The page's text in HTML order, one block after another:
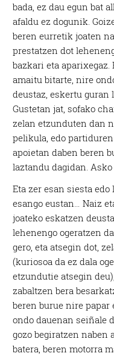
bada, ez dau egun bat
afaldu ez dogunik.
beren eurretik joaten
prestatzen dot
bazkari eta
amaitu bitarte, nire
deustaz, eskertu guran
Gustetan jat, sofako
zelan etzunduten dan
pelikula, edo
apoietan daben beren
laztandu dagidan.
Eta zer esan siesta
esango eustan… Naiz
joateko eskatzen
lehenengo ogeratzen
gero, eta atsegin dot,
(kuriosoa da ez dala
etzundutie atsegin
zabaltzen bera
beren burue nire papar
ondo dauenan seiñale
gozo begiratzen naben
batera, beren motorra